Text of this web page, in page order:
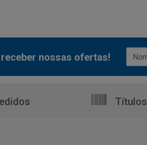
nossas ofertas!
Títulos